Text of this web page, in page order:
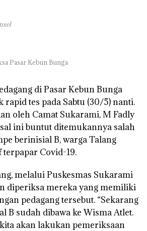
Pasar Kebun Bunga
di Pasar Kebun Bunga
tes pada Sabtu (30/5) nanti.
oleh Camat Sukarami, M Fadly
ini buntut ditemukannya salah
berinisial B, warga Talang
terpapar Covid-19.
melalui Puskesmas Sukarami
diperiksa mereka yang memiliki
pedagang tersebut. “Sekarang
B sudah dibawa ke Wisma Atlet.
akan lakukan pemeriksaan